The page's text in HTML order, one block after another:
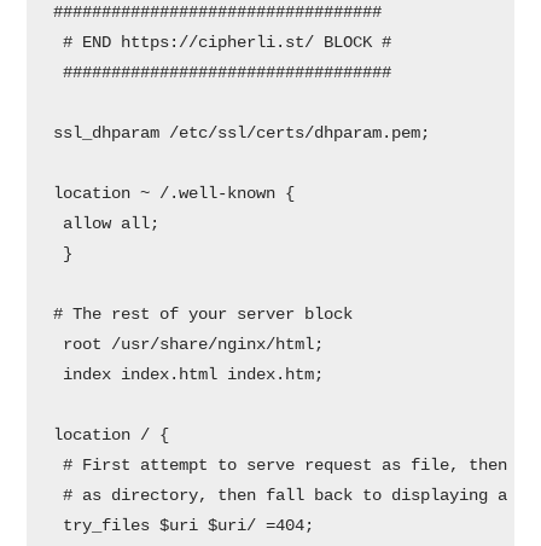
##################################
# END https://cipherli.st/ BLOCK #
##################################
ssl_dhparam /etc/ssl/certs/dhparam.pem;
location ~ /.well-known {
allow all;
}
# The rest of your server block
root /usr/share/nginx/html;
index index.html index.htm;
location / {
# First attempt to serve request as file, then
# as directory, then fall back to displaying a
try_files $uri $uri/ =404;